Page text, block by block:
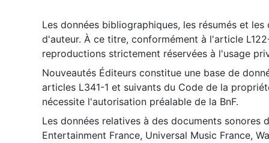
Les données bibliographiques, les résumés et
d'auteur. À ce titre, conformément à l'article
reproductions strictement réservées à l'usage
Nouveautés Éditeurs constitue une base de
articles L341-1 et suivants du Code de la
nécessite l'autorisation préalable de la BnF.
Les données relatives à des documents sonores
Entertainment France, Universal Music France,